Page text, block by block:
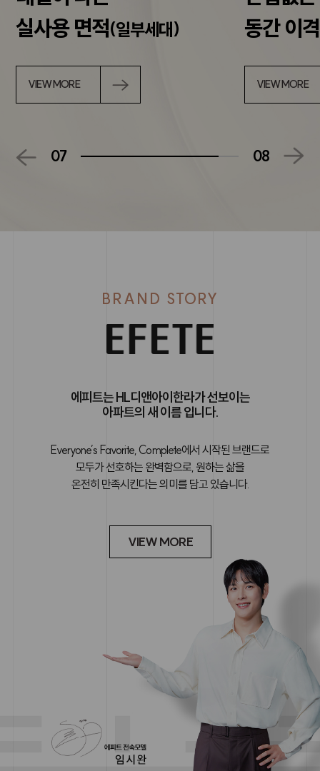
실사용 면적(일부세대)
VIEW MORE
동간 이
VIEW MORE
07 08
BRAND STORY
에피트는 HL디앤아이한라가 선보이는
아파트의 새 이름 입니다.
Everyone’s Favorite, Complete에서 시작된 브랜드로
모두가 선호하는 완벽함으로, 원하는 삶을
온전히 만족시킨다는 의미를 담고 있습니다.
VIEW MORE